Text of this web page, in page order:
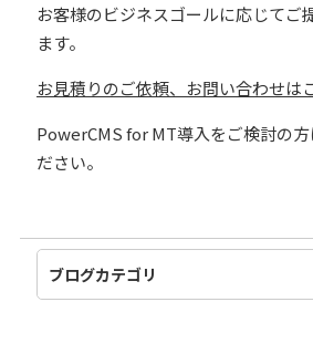
お客様のビジネスゴールに応じてご
ます。
お見積りのご依頼、お問い合わせは
PowerCMS for MT導入をご検討の
ださい。